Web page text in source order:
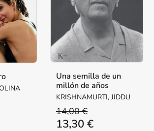
Una semilla de un
millón de años
KRISHNAMURTI, JIDDU
14,00 €
13,30 €